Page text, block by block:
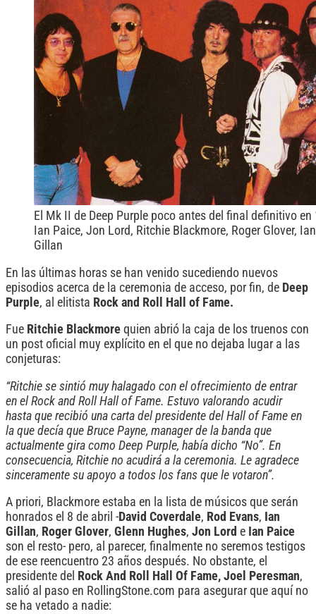
El Mk II de Deep Purple poco antes del final definitivo en
Ian Paice, Jon Lord, Ritchie Blackmore, Roger Glover, Ian
Gillan
En las últimas horas se han venido sucediendo nuevos
episodios acerca de la ceremonia de acceso, por fin, de Deep
Purple, al elitista Rock and Roll Hall of Fame.
Fue Ritchie Blackmore quien abrió la caja de los truenos con
un post oficial muy explícito en el que no dejaba lugar a las
conjeturas:
“Ritchie se sintió muy halagado con el ofrecimiento de entrar
en el Rock and Roll Hall of Fame. Estuvo valorando acudir
hasta que recibió una carta del presidente del Hall of Fame en
la que decía que Bruce Payne, manager de la banda que
actualmente gira como Deep Purple, había dicho “No”. En
consecuencia, Ritchie no acudirá a la ceremonia. Le agradece
sinceramente su apoyo a todos los fans que le votaron”.
A priori, Blackmore estaba en la lista de músicos que serán
honrados el 8 de abril -David Coverdale, Rod Evans, Ian
Gillan, Roger Glover, Glenn Hughes, Jon Lord e Ian Paice
son el resto- pero, al parecer, finalmente no seremos testigos
de ese reencuentro 23 años después. No obstante, el
presidente del Rock And Roll Hall Of Fame, Joel Peresman,
salió al paso en RollingStone.com para asegurar que aquí no
se ha vetado a nadie: